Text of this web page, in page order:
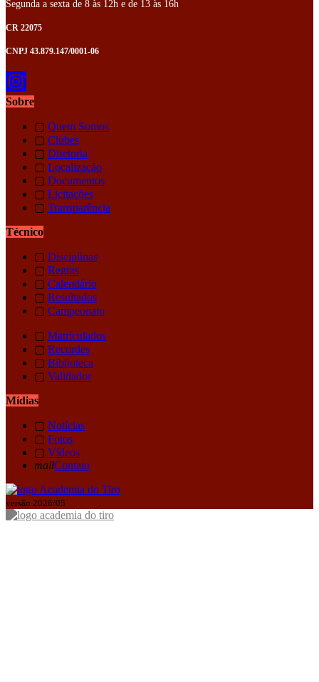
Segunda a sexta de 8 às 12h e de 13 às 16h
CR 22075
CNPJ 43.879.147/0001-06
Sobre
▢ Quem Somos
▢ Clubes
▢ Diretoria
▢ Localização
▢ Documentos
▢ Licitações
▢ Transparência
Técnico
▢ Disciplinas
▢ Regras
▢ Calendário
▢ Resultados
▢ Campeonato
▢ Matriculados
▢ Recordes
▢ Biblioteca
▢ Validador
Mídias
▢ Notícias
▢ Fotos
▢ Vídeos
mailContato
versão 2026/05